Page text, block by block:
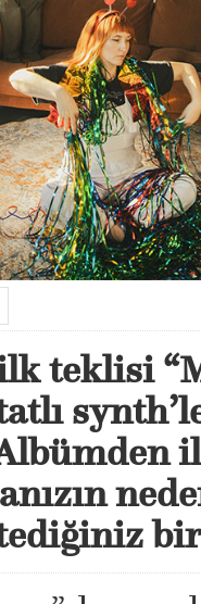
teklisi
bir